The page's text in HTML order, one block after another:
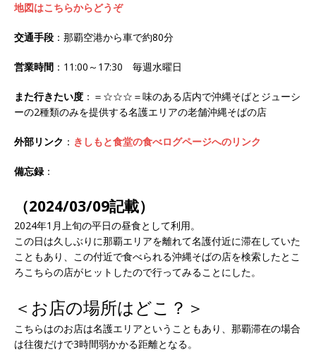
地図はこちらからどうぞ
交通手段 ：那覇空港から車で約80分
営業時間 ：11:00～17:30 毎週水曜日
また行きたい度 ：＝☆☆☆＝味のある店内で沖縄そばとジューシ
ーの2種類のみを提供する名護エリアの老舗沖縄そばの店
外部リンク ： きしもと食堂の食べログページへのリンク
備忘録 ：
（2024/03/09記載）
2024年1月上旬の平日の昼食として利用。
この日は久しぶりに那覇エリアを離れて名護付近に滞在していた
こともあり、この付近で食べられる沖縄そばの店を検索したとこ
ろこちらの店がヒットしたので行ってみることにした。
＜お店の場所はどこ？＞
こちらはのお店は名護エリアということもあり、那覇滞在の場合
は往復だけで3時間弱かかる距離となる。